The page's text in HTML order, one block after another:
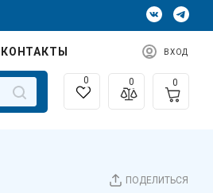
КОНТАКТЫ ВХОД
0 0 0
ПОДЕЛИТЬСЯ